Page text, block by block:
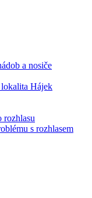
a nosiče
Hájek
rozhlasu
s rozhlasem